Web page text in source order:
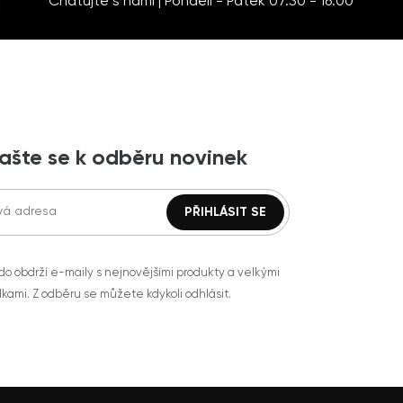
se k odběru novinek
obdrží e-maily s nejnovějšími produkty a velkými
Z odběru se můžete kdykoli odhlásit.